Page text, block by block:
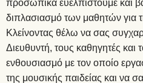
διπλασιασμό των μαθητών για
Κλείνοντας θέλω να σας
Διευθυντή, τους καθηγητές και
ενθουσιασμό με τον οποίο
της μουσικής παιδείας και να